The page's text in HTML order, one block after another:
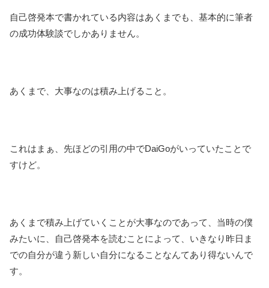
自己啓発本で書かれている内容はあくまでも、基本的に筆者
の成功体験談でしかありません。
あくまで、大事なのは積み上げること。
これはまぁ、先ほどの引用の中でDaiGoがいっていたことで
すけど。
あくまで積み上げていくことが大事なのであって、当時の僕
みたいに、自己啓発本を読むことによって、いきなり昨日ま
での自分が違う新しい自分になることなんてあり得ないんで
す。